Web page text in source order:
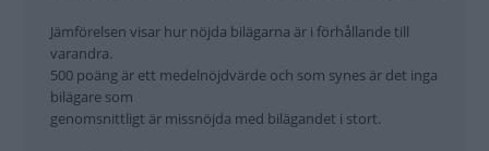
Jämförelsen visar hur nöjda bilägarna är i förhållande till
varandra.
500 poäng är ett medelnöjdvärde och som synes är det inga
bilägare som
genomsnittligt är missnöjda med bilägandet i stort.